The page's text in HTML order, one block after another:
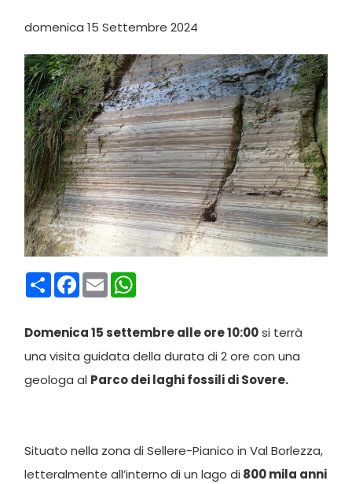
domenica 15 Settembre 2024
CondividiFacebook
Email
Domenica 15 settembre alle ore 10:00si terrà
una visita guidata della durata di 2 ore con una
geologa al Parco dei laghi fossili di Sovere.
Situato nella zona di Sellere-Pianico in Val Borlezza,
letteralmente all’interno di un lago di 800 mila anni